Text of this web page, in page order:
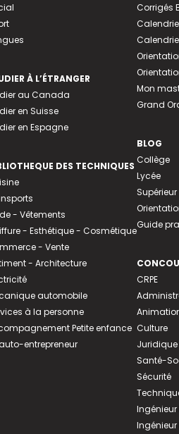
À L’ÉTRANGER
au Canada
en Suisse
en Espagne
DES TECHNIQUES
- Vêtements
- Esthétique - Cosmétique
- Vente
- Architecture
automobile
à la personne
Petite enfance
entrepreneur
Corrigés
Mon
Grand
BLOG
Collège
Lycée
Supérieur
Guide
CRPE
Culture
Juridique
Santé-
Sécurité
Ingénieur